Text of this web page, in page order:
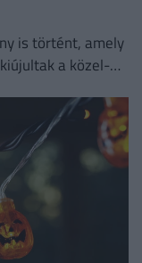
is történt, amely
a közel-